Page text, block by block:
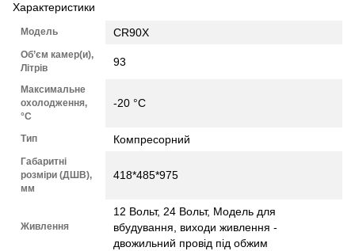
Характеристики
Модель CR90X
Об’єм камер(и),
Літрів
93
Максимальне
охолодження,
°C
-20 °C
Тип Компресорний
Габаритні
розміри (ДШВ),
мм
418*485*975
Живлення
12 Вольт, 24 Вольт, Модель для
вбудування, виходи живлення -
двожильний провід під обжим